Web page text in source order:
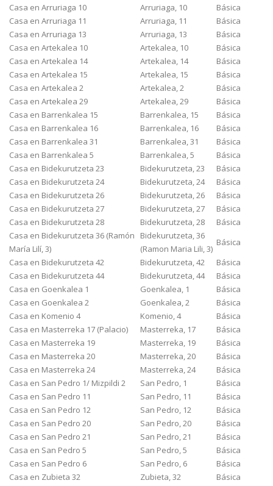
Casa en Arruriaga 10
Arruriaga, 10
Básica
Casa en Arruriaga 11
Arruriaga, 11
Básica
Casa en Arruriaga 13
Arruriaga, 13
Básica
Casa en Artekalea 10
Artekalea, 10
Básica
Casa en Artekalea 14
Artekalea, 14
Básica
Casa en Artekalea 15
Artekalea, 15
Básica
Casa en Artekalea 2
Artekalea, 2
Básica
Casa en Artekalea 29
Artekalea, 29
Básica
Casa en Barrenkalea 15
Barrenkalea, 15
Básica
Casa en Barrenkalea 16
Barrenkalea, 16
Básica
Casa en Barrenkalea 31
Barrenkalea, 31
Básica
Casa en Barrenkalea 5
Barrenkalea, 5
Básica
Casa en Bidekurutzeta 23
Bidekurutzeta, 23
Básica
Casa en Bidekurutzeta 24
Bidekurutzeta, 24
Básica
Casa en Bidekurutzeta 26
Bidekurutzeta, 26
Básica
Casa en Bidekurutzeta 27
Bidekurutzeta, 27
Básica
Casa en Bidekurutzeta 28
Bidekurutzeta, 28
Básica
Casa en Bidekurutzeta 36 (Ramón
María Lilí, 3)
Bidekurutzeta, 36
(Ramon Maria Lili, 3)
Básica
Casa en Bidekurutzeta 42
Bidekurutzeta, 42
Básica
Casa en Bidekurutzeta 44
Bidekurutzeta, 44
Básica
Casa en Goenkalea 1
Goenkalea, 1
Básica
Casa en Goenkalea 2
Goenkalea, 2
Básica
Casa en Komenio 4
Komenio, 4
Básica
Casa en Masterreka 17 (Palacio)
Masterreka, 17
Básica
Casa en Masterreka 19
Masterreka, 19
Básica
Casa en Masterreka 20
Masterreka, 20
Básica
Casa en Masterreka 24
Masterreka, 24
Básica
Casa en San Pedro 1/ Mizpildi 2
San Pedro, 1
Básica
Casa en San Pedro 11
San Pedro, 11
Básica
Casa en San Pedro 12
San Pedro, 12
Básica
Casa en San Pedro 20
San Pedro, 20
Básica
Casa en San Pedro 21
San Pedro, 21
Básica
Casa en San Pedro 5
San Pedro, 5
Básica
Casa en San Pedro 6
San Pedro, 6
Básica
Casa en Zubieta 32
Zubieta, 32
Básica